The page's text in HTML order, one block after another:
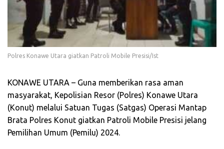
Polres Konawe Utara giatkan Patroli Mobile Presisi/Ist
KONAWE UTARA – Guna memberikan rasa aman
masyarakat, Kepolisian Resor (Polres) Konawe Utara
(Konut) melalui Satuan Tugas (Satgas) Operasi Mantap
Brata Polres Konut giatkan Patroli Mobile Presisi jelang
Pemilihan Umum (Pemilu) 2024.